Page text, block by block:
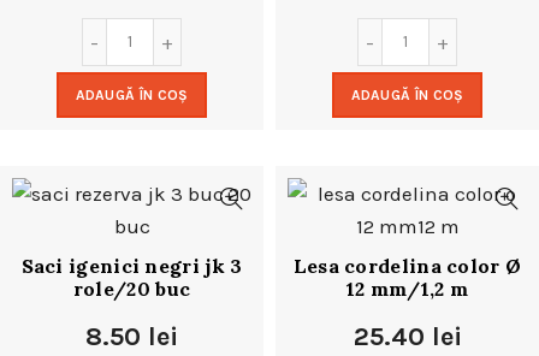
ADAUGĂ ÎN COȘ ADAUGĂ ÎN COȘ
Saci igenici negri jk 3
role/20 buc
8.50 lei
Lesa cordelina color Ø
12 mm/1,2 m
25.40 lei